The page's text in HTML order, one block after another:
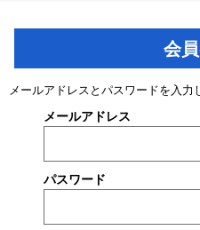
会
メールアドレスとパスワードを入力
メールアドレス
パスワード